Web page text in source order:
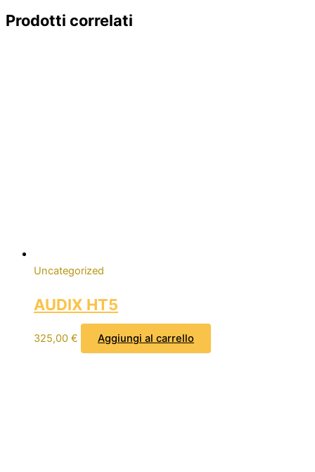
Prodotti correlati
Uncategorized
AUDIX HT5
325,00 € Aggiungi al carrello